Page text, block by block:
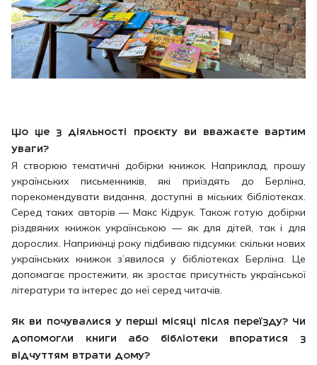
Що ще з діяльності проєкту ви вважаєте вартим
уваги?
Я створюю тематичні добірки книжок. Наприклад, прошу
українських письменників, які приїздять до Берліна,
порекомендувати видання, доступні в міських бібліотеках.
Серед таких авторів — Макс Кідрук. Також готую добірки
різдвяних книжок українською — як для дітей, так і для
дорослих. Наприкінці року підбиваю підсумки: скільки нових
українських книжок з’явилося у бібліотеках Берліна. Це
допомагає простежити, як зростає присутність української
літератури та інтерес до неї серед читачів.
Як ви почувалися у перші місяці після переїзду? Чи
допомогли книги або бібліотеки впоратися з
відчуттям втрати дому?